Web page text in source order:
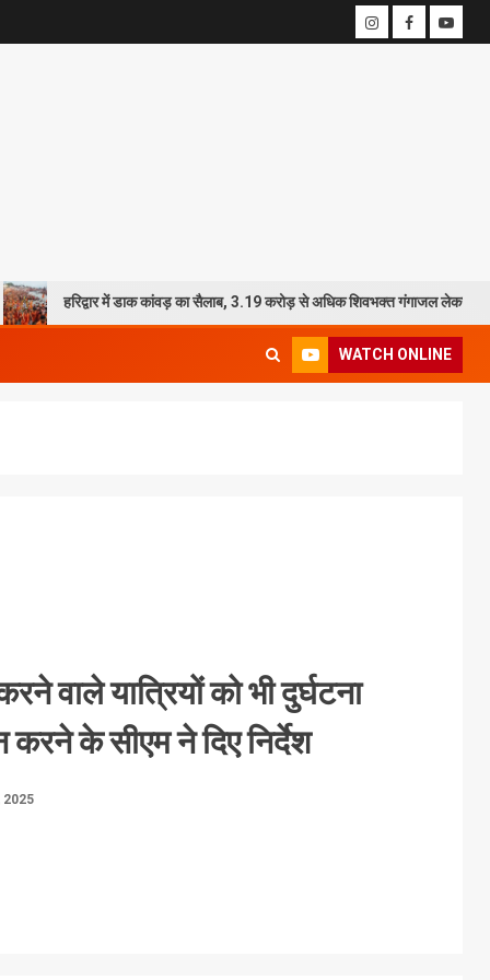
में डाक कांवड़ का सैलाब, 3.19 करोड़ से अधिक शिवभक्त गंगाजल लेकर रवाना
WATCH ONLINE
वाले यात्रियों को भी दुर्घटना
करने के सीएम ने दिए निर्देश
2025